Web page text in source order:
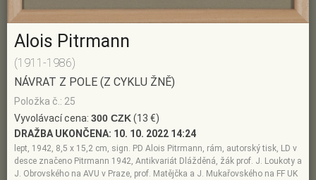
Alois Pitrmann
(1911-1986)
NÁVRAT Z POLE (Z CYKLU ŽNĚ)
Položka č.: 25
Vyvolávací cena: 300 CZK(13 €)
DRAŽBA UKONČENA: 10. 10. 2022 14:24
lept, 1942, 8,5 x 15,2 cm, sign. PD Alois Pitrmann, rám, autorský tisk, LD v
desce značeno Pitrmann 1942, Antikvariát Dlážděná, žák prof. J. Loukoty a
J. Obrovského na AVU v Praze, prof. Matějčka a J. Mukařovského na FF UK